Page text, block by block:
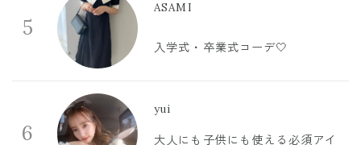
5
ASAMI
入学式・卒業式コーデ🤍
6
yui
大人にも子供にも使える必須アイ